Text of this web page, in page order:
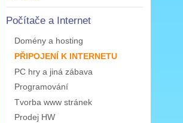
Počítače a Internet
Domény a hosting
PŘIPOJENÍ K INTERNETU
PC hry a jiná zábava
Programování
Tvorba www stránek
Prodej HW